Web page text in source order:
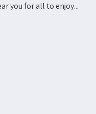
you for all to enjoy...